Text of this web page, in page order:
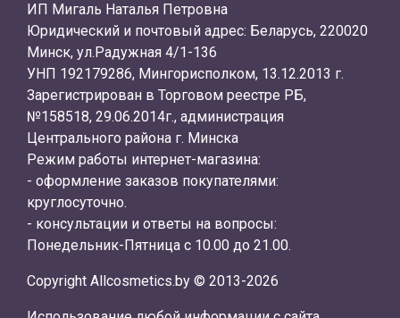
ИП Мигаль Наталья Петровна
Юридический и почтовый адрес: Беларусь, 220020
Минск, ул.Радужная 4/1-136
УНП 192179286, Мингорисполком, 13.12.2013 г.
Зарегистрирован в Торговом реестре РБ,
№158518, 29.06.2014г., администрация
Центрального района г. Минска
Режим работы интернет-магазина:
- оформление заказов покупателями:
круглосуточно.
- консультации и ответы на вопросы:
Понедельник-Пятница с 10.00 до 21.00.
Copyright Allcosmetics.by © 2013-2026